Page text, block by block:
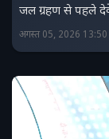
जल ग्रहण से पहले
अगस्त 05, 2026